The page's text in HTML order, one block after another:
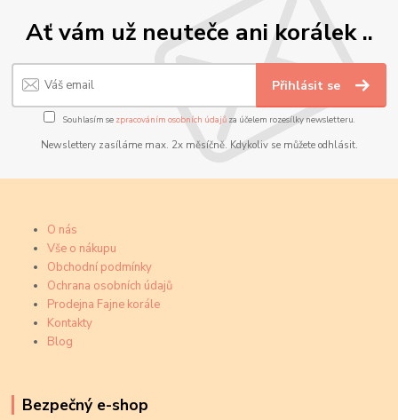
Ať vám už neuteče ani korálek ..
Přihlásit se
Souhlasím se zpracováním osobních údajůza účelem rozesílky newsletteru.
Newslettery zasíláme max. 2x měsíčně. Kdykoliv se můžete odhlásit.
O nás
Vše o nákupu
Obchodní podmínky
Ochrana osobních údajů
Prodejna Fajne korále
Kontakty
Blog
Bezpečný e-shop